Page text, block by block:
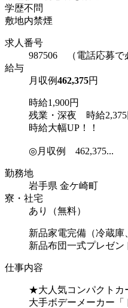
学歴不問
敷地内禁煙
求人番号
987506 （電話応募で
給与
月収例462,375円
時給1,900円
残業・深夜 時給2,375
時給大幅UP！！
◎月収例 462,375...
勤務地
岩手県 金ケ崎町
寮・社宅
あり（無料）
新品家電完備（冷蔵庫
新品布団一式プレゼン
仕事内容
★大人気コンパクト
大手ボデーメーカー「